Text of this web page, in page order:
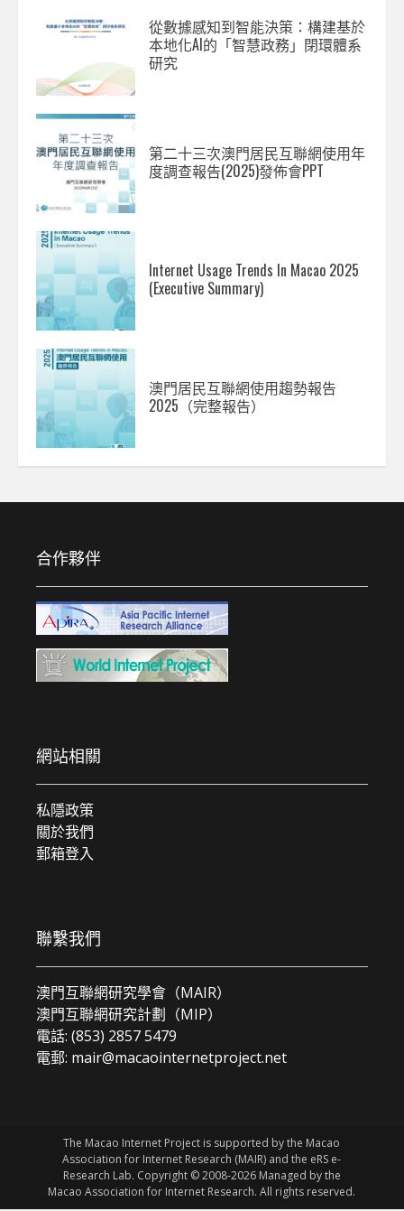
從數據感知到智能決策：構建基於
本地化AI的「智慧政務」閉環體系
研究
第二十三次澳門居民互聯網使用年
度調查報告(2025)發佈會PPT
Internet Usage Trends In Macao 2025
(Executive Summary)
澳門居民互聯網使用趨勢報告
2025（完整報告）
合作夥伴
網站相關
私隱政策
關於我們
郵箱登入
聯繫我們
澳門互聯網研究學會（MAIR）
澳門互聯網研究計劃（MIP）
電話: (853) 2857 5479
電郵: mair@macaointernetproject.net
The Macao Internet Project is supported by the Macao
Association for Internet Research (MAIR) and the eRS e-
Research Lab. Copyright © 2008-2026 Managed by the
Macao Association for Internet Research. All rights reserved.